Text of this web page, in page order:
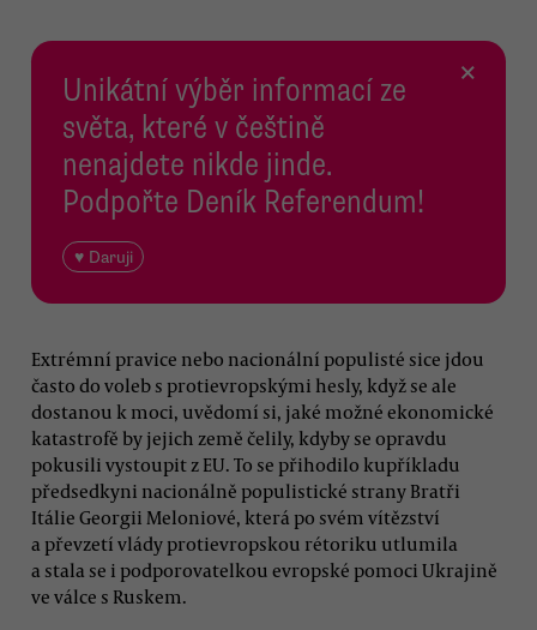
Unikátní výběr informací ze
světa, které v češtině
nenajdete nikde jinde.
Podpořte Deník Referendum!
♥ Daruji
×
Extrémní pravice nebo nacionální populisté sice jdou
často do voleb s protievropskými hesly, když se ale
dostanou k moci, uvědomí si, jaké možné ekonomické
katastrofě by jejich země čelily, kdyby se opravdu
pokusili vystoupit z EU. To se přihodilo kupříkladu
předsedkyni nacionálně populistické strany Bratři
Itálie Georgii Meloniové, která po svém vítězství
a převzetí vlády protievropskou rétoriku utlumila
a stala se i podporovatelkou evropské pomoci Ukrajině
ve válce s Ruskem.